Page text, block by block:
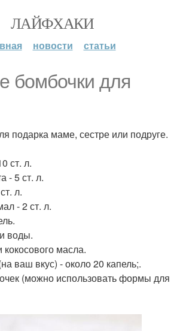
ЛАЙФХАКИ
новости статьи
бомбочки для
подарка маме, сестре или подруге.
ст. л.
- 5 ст. л.
л.
- 2 ст. л.
воды.
масла.
ваш вкус) - около 20 капель;.
(можно использовать формы для